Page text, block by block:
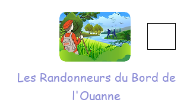
Les Randonneurs du Bord de
l'Ouanne